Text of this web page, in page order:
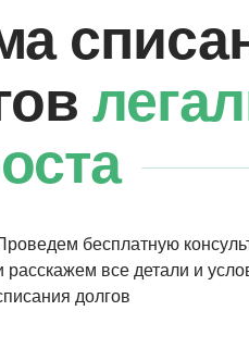
бесплатную
расскажем все детали и
долгов